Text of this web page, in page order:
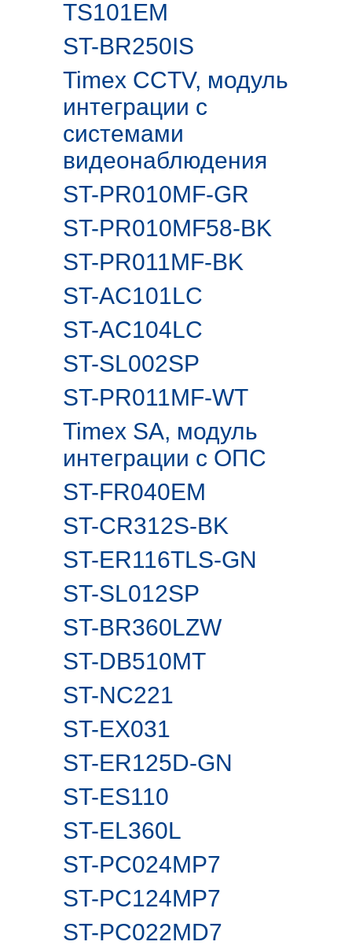
TS101EM
ST-BR250IS
Timex CCTV, модуль
интеграции с
системами
видеонаблюдения
ST-PR010MF-GR
ST-PR010MF58-BK
ST-PR011MF-BK
ST-AC101LC
ST-AC104LC
ST-SL002SP
ST-PR011MF-WT
Timex SA, модуль
интеграции с ОПС
ST-FR040EM
ST-CR312S-BK
ST-ER116TLS-GN
ST-SL012SP
ST-BR360LZW
ST-DB510MT
ST-NC221
ST-EX031
ST-ER125D-GN
ST-ES110
ST-EL360L
ST-PC024MP7
ST-PC124MP7
ST-PC022MD7